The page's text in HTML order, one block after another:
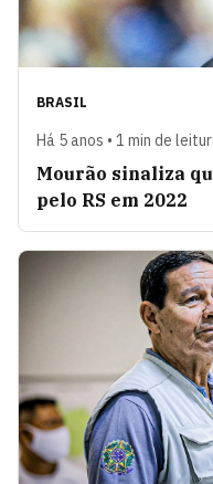
BRASIL
Há 5 anos • 1 min de
Mourão sinaliza
pelo RS em 2022